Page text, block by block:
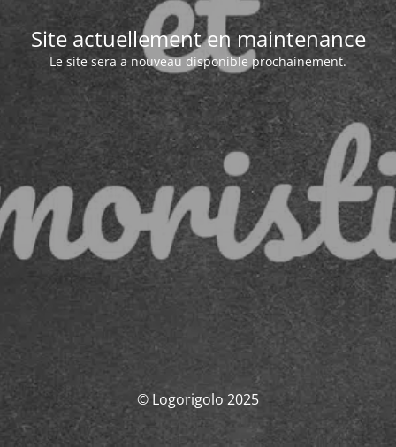
Site actuellement en maintenance
Le site sera a nouveau disponible prochainement.
© Logorigolo 2025